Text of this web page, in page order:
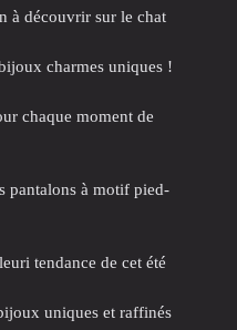
à découvrir sur le chat
charmes uniques !
chaque moment de
pantalons à motif pied-
tendance de cet été
uniques et raffinés